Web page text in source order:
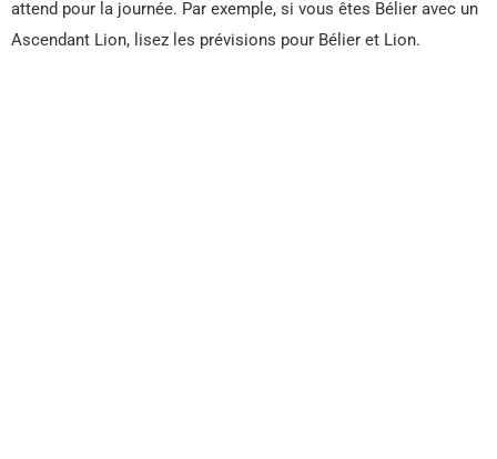
attend pour la journée. Par exemple, si vous êtes Bélier avec un
Ascendant Lion, lisez les prévisions pour Bélier et Lion.